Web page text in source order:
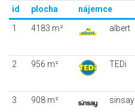
id plocha nájemce
1
4183 m² albert
2 956 m² TEDi
3 908 m² sinsay